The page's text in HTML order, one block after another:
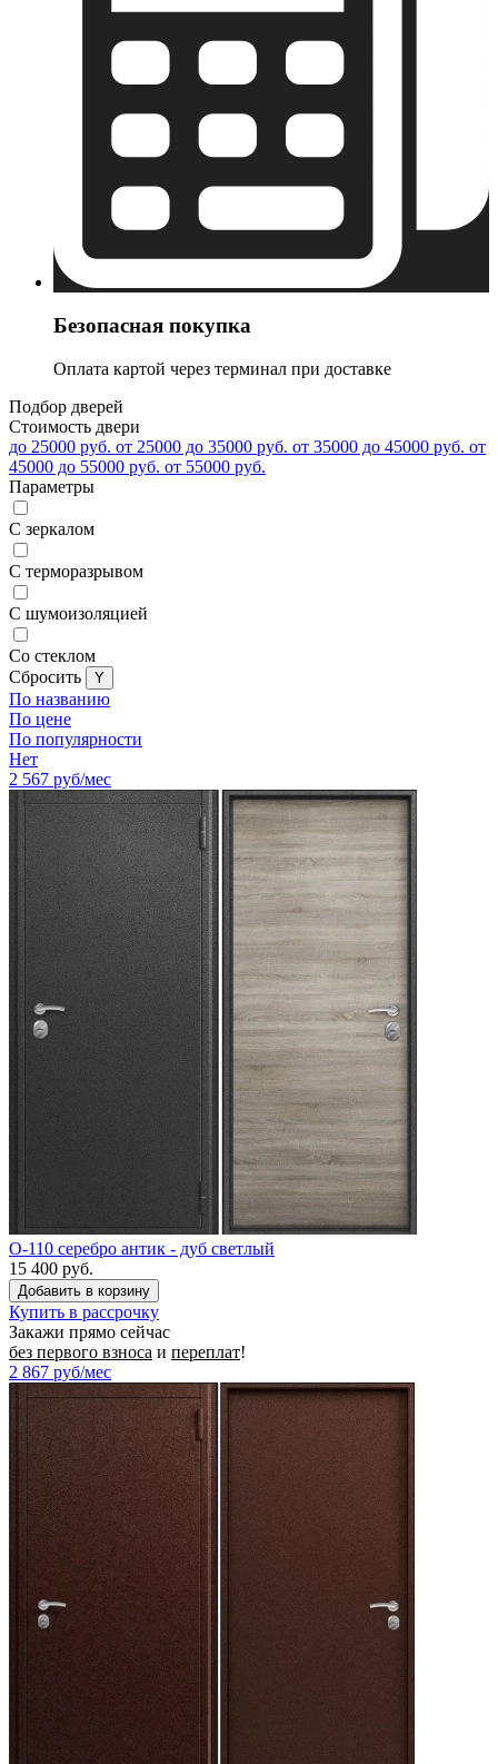
Безопасная покупка
Оплата картой через терминал при доставке
Подбор дверей
Стоимость двери
до 25000 руб. от 25000 до 35000 руб. от 35000 до 45000 руб. от
45000 до 55000 руб. от 55000 руб.
Параметры
С зеркалом
С терморазрывом
С шумоизоляцией
Со стеклом
Cбросить
По названию
По цене
По популярности
Нет
2 567 руб/мес
O-110 серебро антик - дуб светлый
15 400 руб.
Купить в рассрочку
Закажи прямо сейчас
без первого взноса и переплат!
2 867 руб/мес